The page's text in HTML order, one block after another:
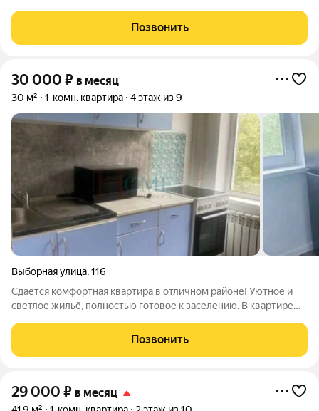
мебель, техника и функциональная планировка. Приглашаем к
просмотру! Арт. 135119815
Позвонить
30 000 ₽ в месяц
30 м² 1-комн. квартира 4 этаж из 9
Выборная улица,116
Сдаётся комфортная квартира в отличном районе! Уютное и
светлое жильё, полностью готовое к заселению. В квартире
мебель, техника и функциональная планировка. Приглашаем к
просмотру! Арт. 139056969
Позвонить
29 000 ₽ в месяц